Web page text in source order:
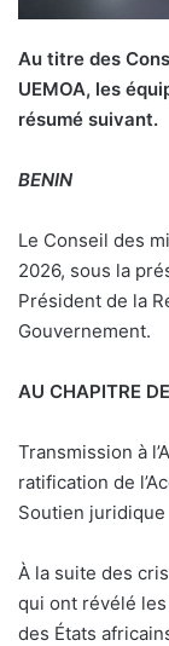
Au titre des
UEMOA, les
résumé suivant.
BENIN
Le Conseil des
2026, sous la
Président de la
Gouvernement.
AU CHAPITRE
Transmission à
ratification de
Soutien juridique
À la suite des
qui ont révélé
des États